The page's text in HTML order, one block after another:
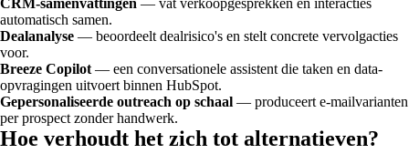
automatisch samen.
Dealanalyse — beoordeelt dealrisico's en stelt concrete vervolgacties
voor.
Breeze Copilot — een conversationele assistent die taken en data-
opvragingen uitvoert binnen HubSpot.
Gepersonaliseerde outreach op schaal — produceert e-mailvarianten
per prospect zonder handwerk.
Hoe verhoudt het zich tot alternatieven?